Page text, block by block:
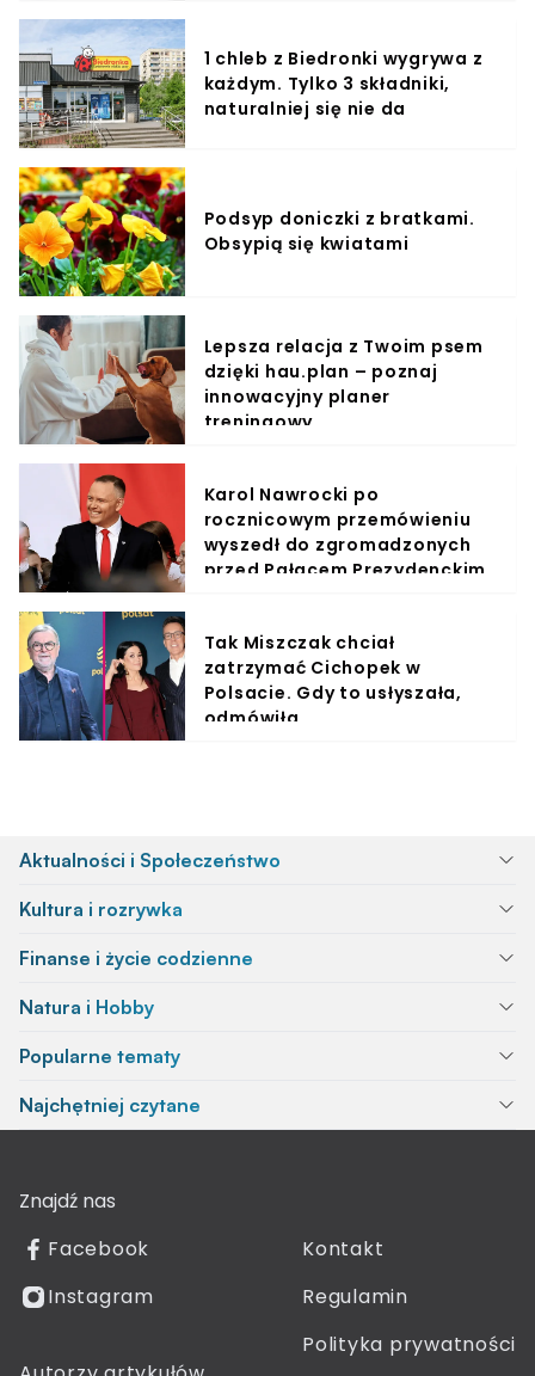
1 chleb z Biedronki wygrywa z
każdym. Tylko 3 składniki,
naturalniej się nie da
Podsyp doniczki z bratkami.
Obsypią się kwiatami
Lepsza relacja z Twoim psem
dzięki hau.plan – poznaj
innowacyjny planer
treningowy
Karol Nawrocki po
rocznicowym przemówieniu
wyszedł do zgromadzonych
przed Pałacem Prezydenckim
Tak Miszczak chciał
zatrzymać Cichopek w
Polsacie. Gdy to usłyszała,
odmówiła
Aktualności i Społeczeństwo
Kultura i rozrywka
Finanse i życie codzienne
Natura i Hobby
Popularne tematy
Najchętniej czytane
Znajdź nas
Facebook
Instagram
Kontakt
Regulamin
Polityka prywatności